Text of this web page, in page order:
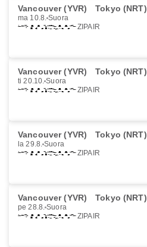
Vancouver (YVR) Tokyo (NRT)
ma 10.8. Suora
ZIPAIR
Vancouver (YVR) Tokyo (NRT)
ti 20.10. Suora
ZIPAIR
Vancouver (YVR) Tokyo (NRT)
la 29.8. Suora
ZIPAIR
Vancouver (YVR) Tokyo (NRT)
pe 28.8. Suora
ZIPAIR